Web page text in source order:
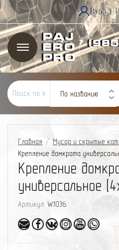
Вход |
Paj
ero
Pro
+7
По названию
Главная / Мусор и скрытые
Крепление домкрата
Крепление
универсальное
Артикул: W1036